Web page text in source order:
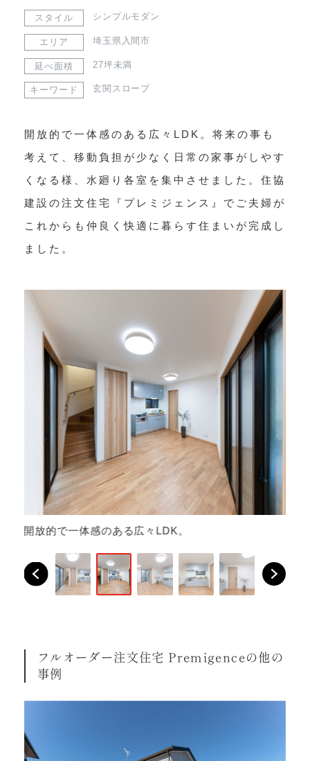
スタイル シンプルモダン
エリア 埼玉県入間市
延べ面積 27坪未満
キーワード 玄関スロープ
開放的で一体感のある広々LDK。将来の事も
考えて、移動負担が少なく日常の家事がしやす
くなる様、水廻り各室を集中させました。住協
建設の注文住宅『プレミジェンス』でご夫婦が
これからも仲良く快適に暮らす住まいが完成し
ました。
開放的で一体感のある広々LDK。
フルオーダー注文住宅 Premigenceの他の
事例